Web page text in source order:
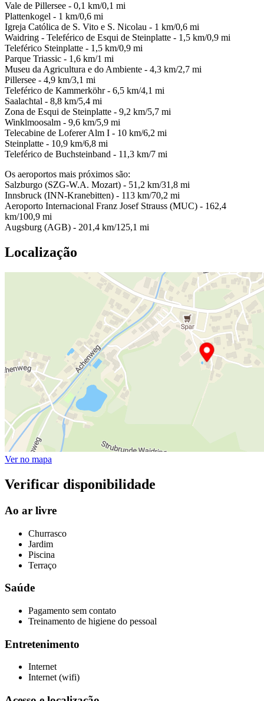
Vale de Pillersee - 0,1 km/0,1 mi
Plattenkogel - 1 km/0,6 mi
Igreja Católica de S. Vito e S. Nicolau - 1 km/0,6 mi
Waidring - Teleférico de Esqui de Steinplatte - 1,5 km/0,9 mi
Teleférico Steinplatte - 1,5 km/0,9 mi
Parque Triassic - 1,6 km/1 mi
Museu da Agricultura e do Ambiente - 4,3 km/2,7 mi
Pillersee - 4,9 km/3,1 mi
Teleférico de Kammerköhr - 6,5 km/4,1 mi
Saalachtal - 8,8 km/5,4 mi
Zona de Esqui de Steinplatte - 9,2 km/5,7 mi
Winklmoosalm - 9,6 km/5,9 mi
Telecabine de Loferer Alm I - 10 km/6,2 mi
Steinplatte - 10,9 km/6,8 mi
Teleférico de Buchsteinband - 11,3 km/7 mi
Os aeroportos mais próximos são:
Salzburgo (SZG-W.A. Mozart) - 51,2 km/31,8 mi
Innsbruck (INN-Kranebitten) - 113 km/70,2 mi
Aeroporto Internacional Franz Josef Strauss (MUC) - 162,4
km/100,9 mi
Augsburg (AGB) - 201,4 km/125,1 mi
Localização
Ver no mapa
Verificar disponibilidade
Ao ar livre
Churrasco
Jardim
Piscina
Terraço
Saúde
Pagamento sem contato
Treinamento de higiene do pessoal
Entretenimento
Internet
Internet (wifi)